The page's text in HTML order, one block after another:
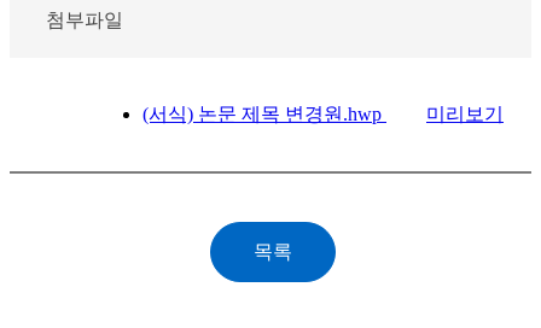
첨부파일
(서식) 논문 제목 변경원.hwp 미리보기